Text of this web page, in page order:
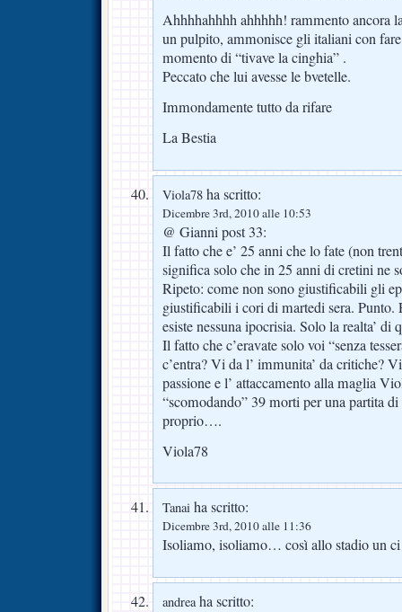
Ahhhhahhhh ahhhhh! rammento ancora
un pulpito, ammonisce gli italiani con
momento di “tivave la cinghia” .
Peccato che lui avesse le bvetelle.
Immondamente tutto da rifare
La Bestia
Viola78 ha scritto:
Dicembre 3rd, 2010 alle 10:53
@ Gianni post 33:
Il fatto che e’ 25 anni che lo fate (non
significa solo che in 25 anni di cretini ne
Ripeto: come non sono giustificabili gli
giustificabili i cori di martedi sera. Punto.
esiste nessuna ipocrisia. Solo la realta’ di
Il fatto che c’eravate solo voi “senza
c’entra? Vi da l’ immunita’ da critiche?
passione e l’ attaccamento alla maglia
“scomodando” 39 morti per una partita
proprio….
Viola78
Tanai ha scritto:
Dicembre 3rd, 2010 alle 11:36
Isoliamo, isoliamo… così allo stadio un ci
andreaha scritto: